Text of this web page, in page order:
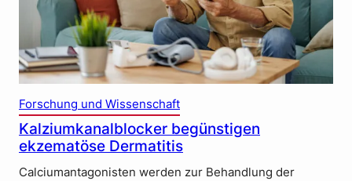
Forschung und Wissenschaft
Kalziumkanalblocker begünstigen
ekzematöse Dermatitis
Calciumantagonisten werden zur Behandlung der